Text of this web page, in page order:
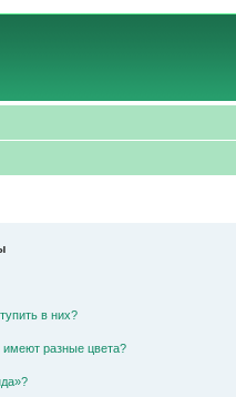
в них?
имеют разные цвета?